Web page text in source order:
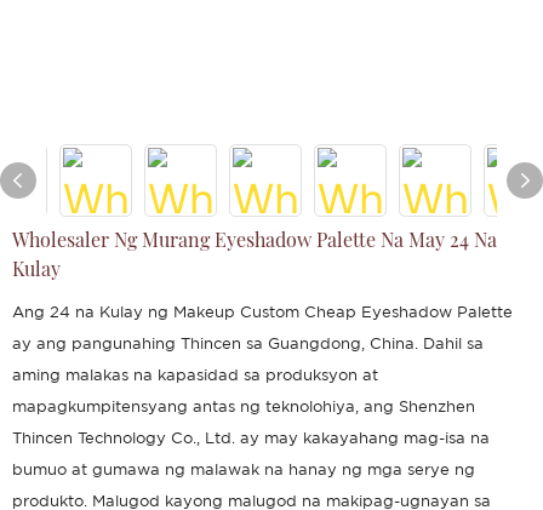
Wholesaler Ng Murang Eyeshadow Palette Na May 24 Na
Kulay
Ang 24 na Kulay ng Makeup Custom Cheap Eyeshadow Palette
ay ang pangunahing Thincen sa Guangdong, China. Dahil sa
aming malakas na kapasidad sa produksyon at
mapagkumpitensyang antas ng teknolohiya, ang Shenzhen
Thincen Technology Co., Ltd. ay may kakayahang mag-isa na
bumuo at gumawa ng malawak na hanay ng mga serye ng
produkto. Malugod kayong malugod na makipag-ugnayan sa